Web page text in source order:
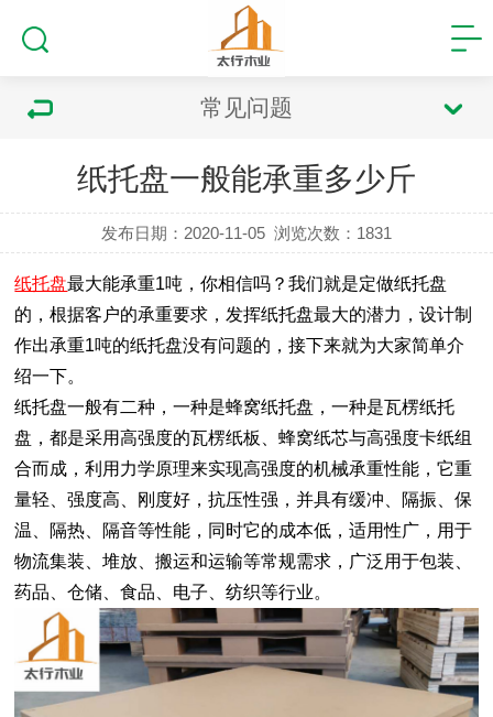
常见问题
纸托盘一般能承重多少斤
发布日期：2020-11-05 浏览次数： 1831
纸托盘最大能承重1吨，你相信吗？我们就是定做纸托盘
的，根据客户的承重要求，发挥纸托盘最大的潜力，设计制
作出承重1吨的纸托盘没有问题的，接下来就为大家简单介
绍一下。
纸托盘一般有二种，一种是蜂窝纸托盘，一种是瓦楞纸托
盘，都是采用高强度的瓦楞纸板、蜂窝纸芯与高强度卡纸组
合而成，利用力学原理来实现高强度的机械承重性能，它重
量轻、强度高、刚度好，抗压性强，并具有缓冲、隔振、保
温、隔热、隔音等性能，同时它的成本低，适用性广，用于
物流集装、堆放、搬运和运输等常规需求，广泛用于包装、
药品、仓储、食品、电子、纺织等行业。